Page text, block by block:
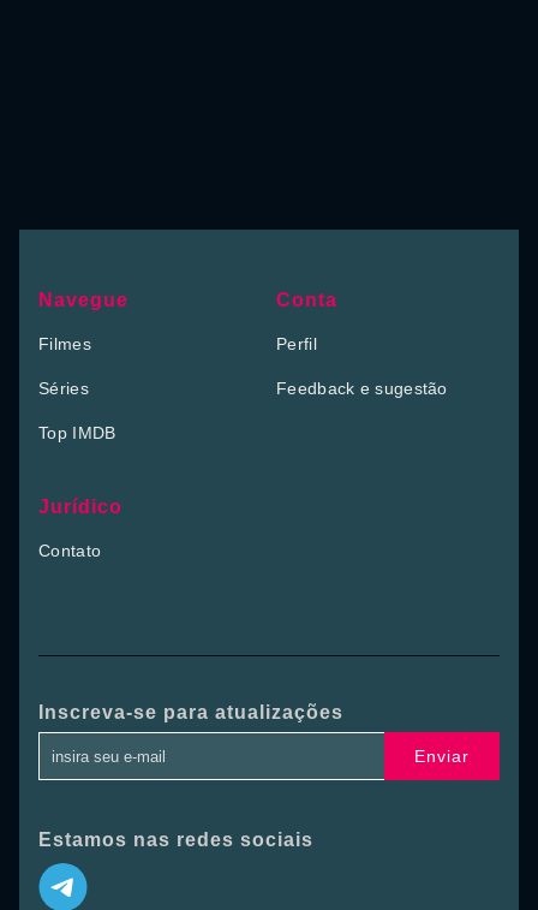
Navegue
Filmes
Séries
Top IMDB
Conta
Perfil
Feedback e sugestão
Jurídico
Contato
Inscreva-se para atualizações
Enviar
Estamos nas redes sociais